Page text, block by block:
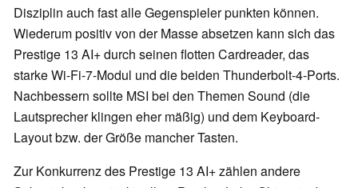
Disziplin auch fast alle Gegenspieler punkten können.
Wiederum positiv von der Masse absetzen kann sich das
Prestige 13 AI+ durch seinen flotten Cardreader, das
starke Wi-Fi-7-Modul und die beiden Thunderbolt-4-Ports.
Nachbessern sollte MSI bei den Themen Sound (die
Lautsprecher klingen eher mäßig) und dem Keyboard-
Layout bzw. der Größe mancher Tasten.
Zur Konkurrenz des Prestige 13 AI+ zählen andere